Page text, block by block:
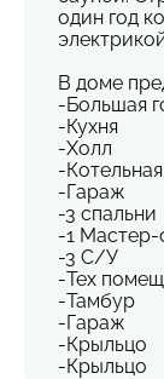
один год
В доме
-Большая
-Кухня
-Холл
-Котельная
-Гараж
-3 спальни
-1 Мастер-
-3 С/У
-Тех
-Тамбур
-Гараж
-Крыльцо
-Крыльцо